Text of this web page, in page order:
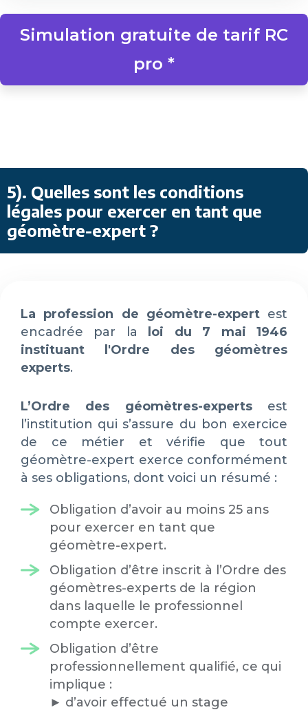
Simulation gratuite de tarif RC
pro *
5). Quelles sont les conditions
légales pour exercer en tant que
géomètre-expert ?
La profession de géomètre-expertest
encadrée par la
loi du 7 mai 1946
instituant l'Ordre des géomètres
experts.
L’Ordre des géomètres-expertsest
l’institution qui s’assure du bon exercice
de ce métier et vérifie que tout
géomètre-expert exerce conformément
à ses obligations, dont voici un résumé :
Obligation d’avoir au moins 25 ans
pour exercer en tant que
géomètre-expert.
Obligation d’être inscrit à l’Ordre des
géomètres-experts de la région
dans laquelle le professionnel
compte exercer.
Obligation d’être
professionnellement qualifié, ce qui
implique :
► d’avoir effectué un stage